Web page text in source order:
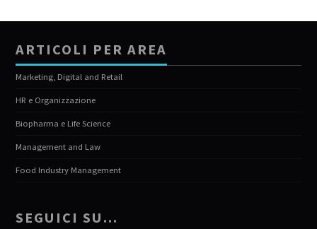
ARTICOLI PER AREA
Marketing, Digital and Retail
HR e Organizzazione
Biopharma e Life Science
Management and Law
Food Industry Management
SEGUICI SU…